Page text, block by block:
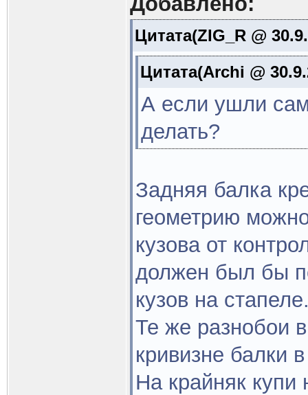
Цитата(ZIG_R @
Цитата(Archi @
А если ушли
делать?
Задняя балка
геометрию
кузова от
должен был бы
кузов на
Те же разнобои
кривизне балки
На крайняк